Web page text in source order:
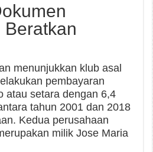
menunjukkan klub asal
pembayaran
atau setara dengan 6,4
tahun 2001 dan 2018
Kedua perusahaan
milik Jose Maria